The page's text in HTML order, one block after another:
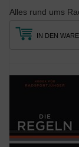
IN DEN